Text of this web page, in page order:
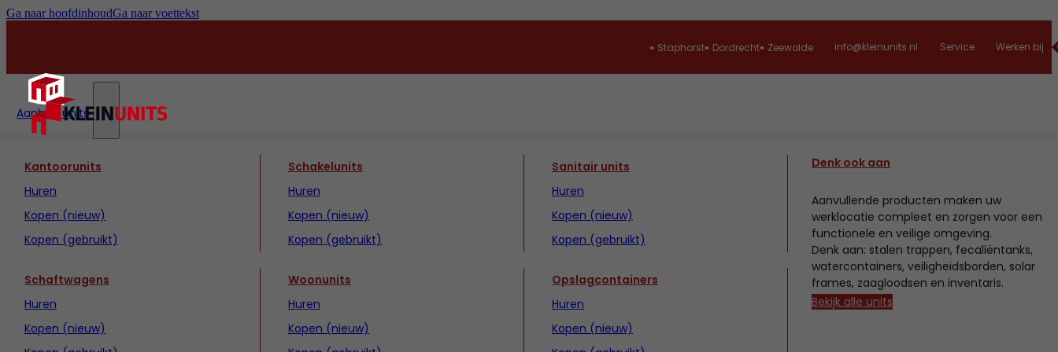
Ga naar hoofdinhoudGa naar voettekst
Staphorst Dordrecht Zeewolde info@kleinunits.nl Service Werken bij
Aanbod units
Kantoorunits
Huren
Kopen (nieuw)
Kopen (gebruikt)
Schakelunits
Huren
Kopen (nieuw)
Kopen (gebruikt)
Sanitair units
Huren
Kopen (nieuw)
Kopen (gebruikt)
Schaftwagens
Huren
Kopen (nieuw)
Woonunits
Huren
Kopen (nieuw)
Opslagcontainers
Huren
Kopen (nieuw)
Denk ook aan
Aanvullende producten maken uw
werklocatie compleet en zorgen voor een
functionele en veilige omgeving.
Denk aan: stalen trappen, fecaliëntanks,
watercontainers, veiligheidsborden, solar
frames, zaagloodsen en inventaris.
Bekijk alle units